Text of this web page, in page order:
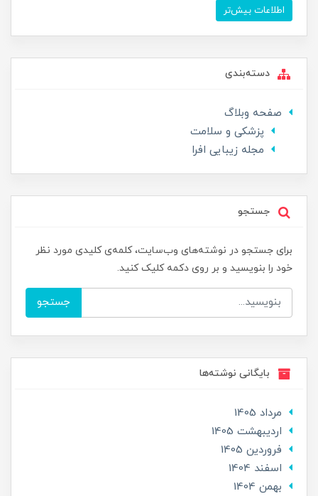
اطلاعات بیش‌تر
دسته‌بندی
صفحه وبلاگ
پزشکی و سلامت
مجله زیبایی افرا
جستجو
برای جستجو در نوشته‌های وب‌سایت، کلمه‌ی کلیدی مورد نظر
خود را بنویسید و بر روی دکمه کلیک کنید.
جستجو
بایگانی نوشته‌ها
مرداد 1405
ارديبهشت 1405
فروردین 1405
اسفند 1404
بهمن 1404